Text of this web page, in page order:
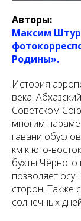
Авторы:
Максим
Родины».
История
века.
Советском
многим
гавани
км к юго-
бухты Чёрного
позволяет
сторон. Также
солнечных